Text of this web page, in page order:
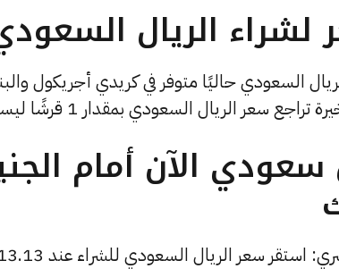
الريال
السعودي حاليًا متوفر في كريدي أجريكول
سعر الريال السعودي بمقدار 1 قرشًا ليسجل 13.17 جنيهًا
سعودي الآن أمام
الريال السعودي للشراء عند 13.13 جنيها، وللبيع عند 13.17 جنيها.